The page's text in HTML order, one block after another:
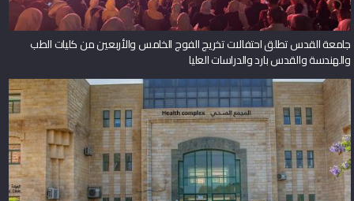
جامعة القدس تطلق احتفالات تخريج الفوج الخامس والأربعين من كليات الطب
والهندسة والقدس بارد والدراسات العليا